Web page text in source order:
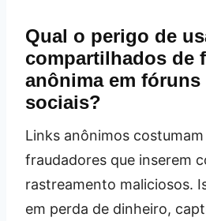
Qual o perigo de
compartilhados de
anônima em fóruns
sociais?
Links anônimos
fraudadores que inserem
rastreamento maliciosos.
em perda de dinheiro,